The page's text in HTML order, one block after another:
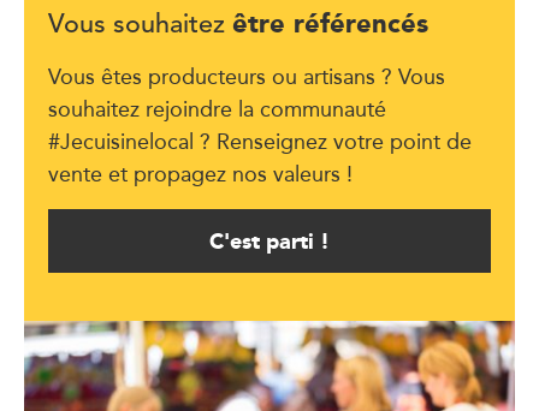
Vous souhaitez être référencés
Vous êtes producteurs ou artisans ? Vous
souhaitez rejoindre la communauté
#Jecuisinelocal ? Renseignez votre point de
vente et propagez nos valeurs !
C'est parti !